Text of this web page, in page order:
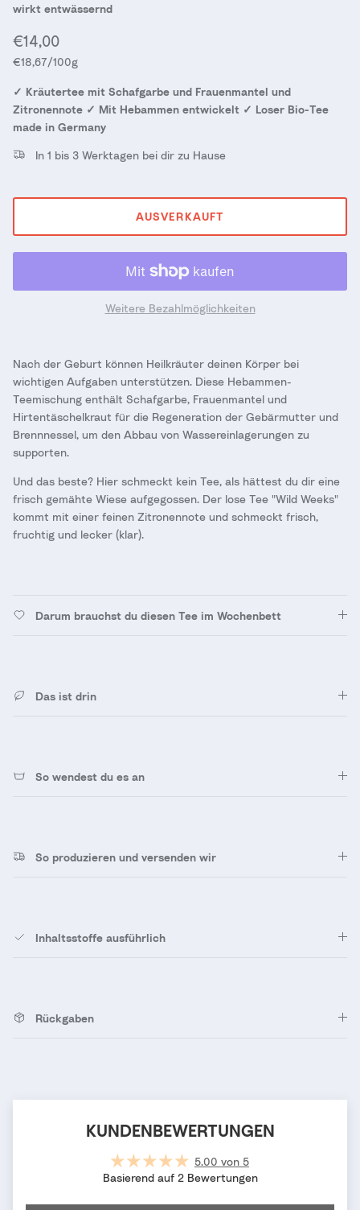
wirkt entwässernd
Normaler Preis
€14,00
Grundpreis
€18,67/100g
✓ Kräutertee mit Schafgarbe und Frauenmantel und
Zitronennote ✓ Mit Hebammen entwickelt ✓ Loser Bio-Tee
made in Germany
In 1 bis 3 Werktagen bei dir zu Hause
AUSVERKAUFT
Weitere Bezahlmöglichkeiten
Nach der Geburt können Heilkräuter deinen Körper bei
wichtigen Aufgaben unterstützen. Diese Hebammen-
Teemischung enthält Schafgarbe, Frauenmantel und
Hirtentäschelkraut für die Regeneration der Gebärmutter und
Brennnessel, um den Abbau von Wassereinlagerungen zu
supporten.
Und das beste? Hier schmeckt kein Tee, als hättest du dir eine
frisch gemähte Wiese aufgegossen. Der lose Tee "Wild Weeks"
kommt mit einer feinen Zitronennote und schmeckt frisch,
fruchtig und lecker (klar).
Darum brauchst du diesen Tee im Wochenbett
Das ist drin
So wendest du es an
So produzieren und versenden wir
Inhaltsstoffe ausführlich
Rückgaben
KUNDENBEWERTUNGEN
5.00 von 5
Basierend auf 2 Bewertungen